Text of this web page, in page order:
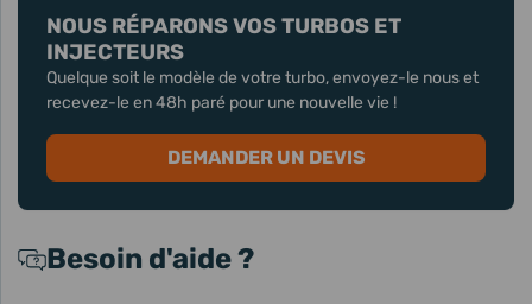
NOUS RÉPARONS VOS TURBOS ET
INJECTEURS
Quelque soit le modèle de votre turbo, envoyez-le nous et
recevez-le en 48h paré pour une nouvelle vie !
DEMANDER UN DEVIS
Besoin d'aide ?